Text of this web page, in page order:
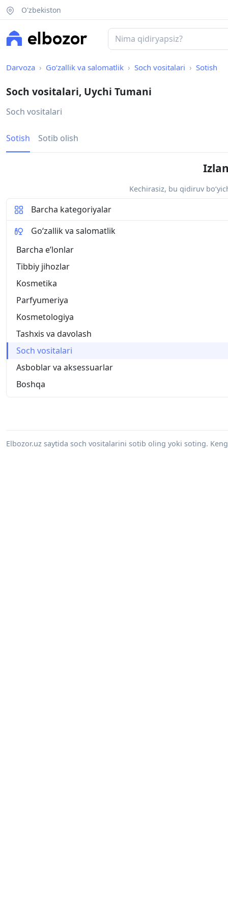
O'zbekiston
Darvoza Go‘zallik va salomatlik Soch vositalari Sotish
Soch vositalari, Uychi Tumani
Soch vositalari
Sotish Sotib olish
Kechirasiz, bu qidiruv
Barcha kategoriyalar
Go‘zallik va salomatlik
Barcha eʼlonlar
Tibbiy jihozlar
Kosmetika
Parfyumeriya
Kosmetologiya
Tashxis va davolash
Soch vositalari
Asboblar va aksessuarlar
Boshqa
Elbozor.uz saytida soch vositalarini sotib oling yoki soting.